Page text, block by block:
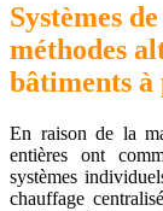
Systèmes
méthodes
bâtiments à
En raison de la
entières ont
systèmes
chauffage